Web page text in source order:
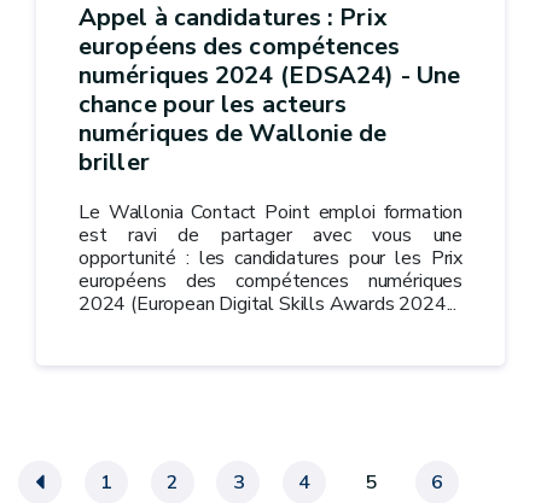
Appel à candidatures : Prix
européens des compétences
numériques 2024 (EDSA24) - Une
chance pour les acteurs
numériques de Wallonie de
briller
Le Wallonia Contact Point emploi formation
est ravi de partager avec vous une
opportunité : les candidatures pour les Prix
européens des compétences numériques
2024 (European Digital Skills Awards 2024...
« 1 2 3 4 5
6